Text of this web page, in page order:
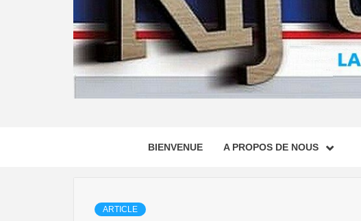
BIENVENUE A PROPOS DE NOUS
ARTICLE